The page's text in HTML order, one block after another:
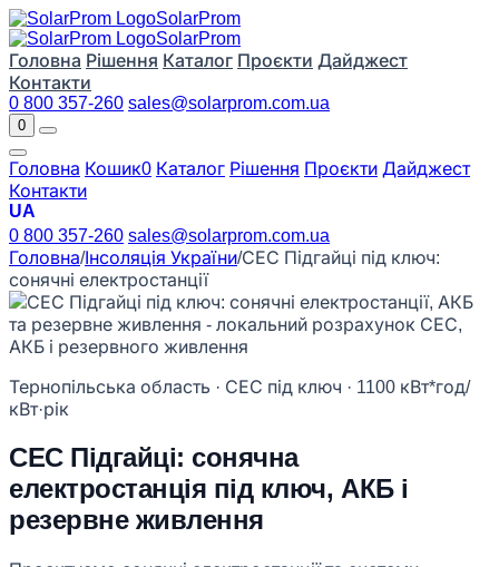
SolarProm
SolarProm
Головна Рішення Каталог Проєкти Дайджест
Контакти
0 800 357-260 sales@solarprom.com.ua
0
Головна Кошик0 Каталог Рішення Проєкти Дайджест
Контакти
UA
0 800 357-260 sales@solarprom.com.ua
Головна/Інсоляція України/СЕС Підгайці під ключ:
сонячні електростанції
Тернопільська область · СЕС під ключ · 1100 кВт*год/
кВт·рік
СЕС Підгайці: сонячна
електростанція під ключ, АКБ і
резервне живлення